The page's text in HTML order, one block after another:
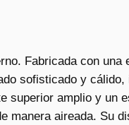
Fabricada con
sofisticado y cálido,
superior amplio y un
manera aireada. Su